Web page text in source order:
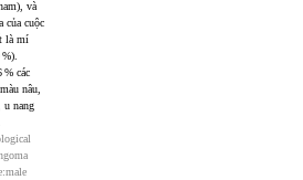
và
của cuộc
là mí
% các
nâu,
u nang